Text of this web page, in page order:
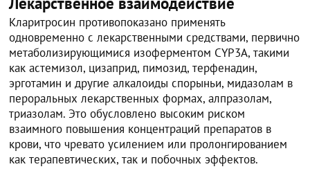
Кларитросин противопоказано применять
одновременно с лекарственными средствами, первично
метаболизирующимися изоферментом СYР3А, такими
как астемизол, цизаприд, пимозид, терфенадин,
эрготамин и другие алкалоиды спорыньи, мидазолам в
пероральных лекарственных формах, алпразолам,
триазолам. Это обусловлено высоким риском
взаимного повышения концентраций препаратов в
крови, что чревато усилением или пролонгированием
как терапевтических, так и побочных эффектов.